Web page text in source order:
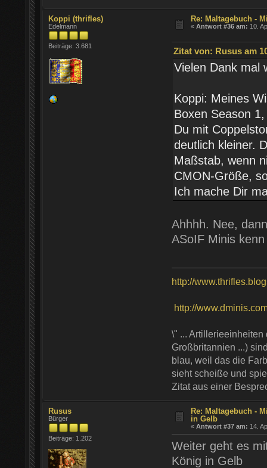
Koppi (thrifles)
Edelmann
Beiträge: 3.681
Re: Maltagebuch -
«Antwort #36 am: 10.
Zitat von: Rusus am
Vielen Dank mal
Koppi: Meines
Boxen Season
Du mit
deutlich kleiner.
Maßstab, wenn
CMON-Größe,
Ich mache Dir
Ahhhh. Nee,
ASoIF Minis
http://
http://
\" ...
Großbritannien ...)
blau, weil das die
sieht scheiße und
Zitat aus einer
Rusus
Bürger
Beiträge: 1.202
Re: Maltagebuch -
in Gelb
«Antwort #37 am: 14.
Weiter geht es
König in Gelb